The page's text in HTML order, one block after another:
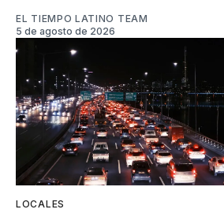
EL TIEMPO LATINO TEAM
5 de agosto de 2026
LOCALES